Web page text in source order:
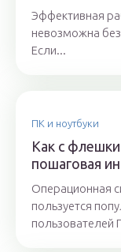
Эффективная
невозможна
Если...
ПК и ноутбуки
Как с
пошаговая
Операционная
пользуется
пользователей